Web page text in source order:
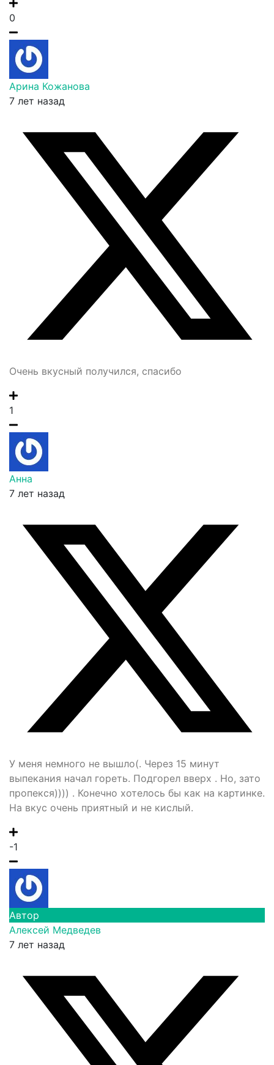
0
Арина Кожанова
7 лет назад
Очень вкусный получился, спасибо
1
Анна
7 лет назад
У меня немного не вышло(. Через 15 минут
выпекания начал гореть. Подгорел вверх . Но, зато
пропекся)))) . Конечно хотелось бы как на картинке.
На вкус очень приятный и не кислый.
-1
Автор
Алексей Медведев
7 лет назад